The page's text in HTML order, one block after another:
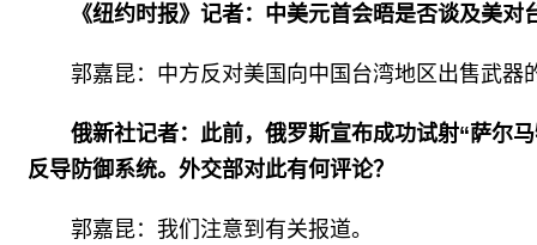
《纽约时报》记者：中美元首会晤是否谈及美对
郭嘉昆：中方反对美国向中国台湾地区出售武器
俄新社记者：此前，俄罗斯宣布成功试射“萨尔
反导防御系统。外交部对此有何评论？
郭嘉昆：我们注意到有关报道。